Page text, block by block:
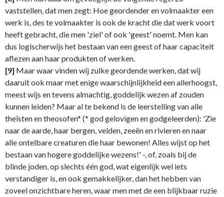
vaststellen, dat men zegt: Hoe geordender en volmaakter een
werk is, des te volmaakter is ook de kracht die dat werk voort
heeft gebracht, die men 'ziel' of ook 'geest' noemt. Men kan
dus logischerwijs het bestaan van een geest of haar capaciteit
aflezen aan haar produkten of werken.
[9] Maar waar vinden wij zulke geordende werken, dat wij
daaruit ook maar met enige waarschijnlijkheid een allerhoogst,
meest wijs en tevens almachtig, goddelijk wezen af zouden
kunnen leiden? Maar al te bekend is de leerstelling van alle
theïsten en theosofen* (* god gelovigen en godgeleerden): 'Zie
naar de aarde, haar bergen, velden, zeeën en rivieren en naar
alle ontelbare creaturen die haar bewonen! Alles wijst op het
bestaan van hogere goddelijke wezens!' -, of, zoals bij de
blinde joden, op slechts één god, wat eigenlijk wel iets
verstandiger is, en ook gemakkelijker, dan het hebben van
zoveel onzichtbare heren, waar men met de een blijkbaar ruzie